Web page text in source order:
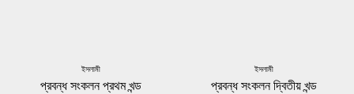
ইসলামী
প্রবন্ধ সংকলন প্রথম খন্ড
ইসলামী
প্রবন্ধ সংকলন দ্বিতীয় খন্ড